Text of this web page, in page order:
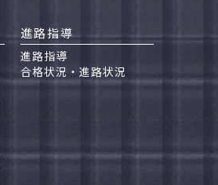
進路指導
進路指導
合格状況・進路状況